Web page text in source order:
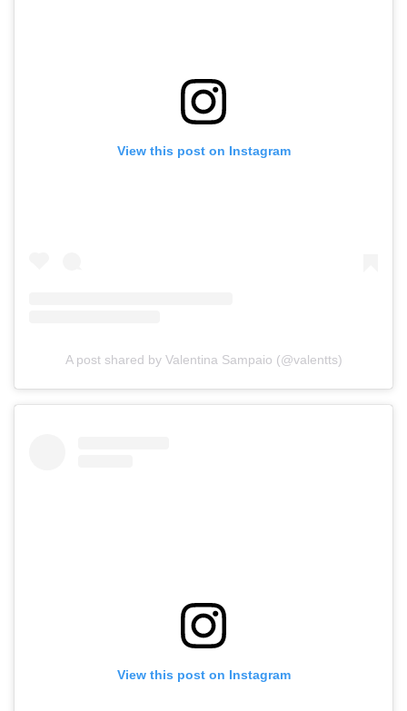
View this post on Instagram
A post shared by Valentina Sampaio (@valentts)
View this post on Instagram